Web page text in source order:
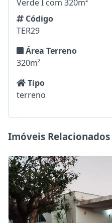
Verde I com 320m²
Código
TER29
Área Terreno
320m²
Tipo
terreno
Imóveis Relacionados